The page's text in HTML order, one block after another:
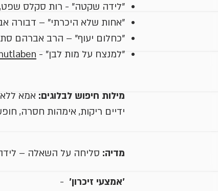
"לידה שקטה" - רות סקלס שפט,
"אחות שלא היכרתי" – דבורה
"כחלום יעוף" – הרב אברהם
"למנצח על מות לבן" -
מילות חיפוש לבלוגים: אמא
ידיים ריקות, אימהות חסרה,
מדיה: סליחה על השאלה –
'אמצעי זיכרון' -